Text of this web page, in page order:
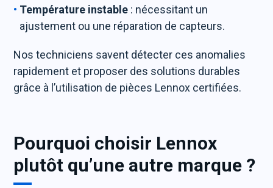
Température instable : nécessitant un
ajustement ou une réparation de capteurs.
Nos techniciens savent détecter ces anomalies
rapidement et proposer des solutions durables
grâce à l’utilisation de pièces Lennox certifiées.
Pourquoi choisir Lennox
plutôt qu’une autre marque ?